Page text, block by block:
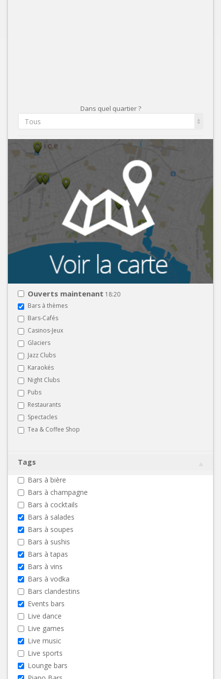
Dans quel quartier ?
Tous
Ouverts maintenant 18:20
Bars à thèmes
Bars-Cafés
Casinos-Jeux
Glaciers
Jazz Clubs
Karaokés
Night Clubs
Pubs
Restaurants
Spectacles
Tea & Coffee Shop
Tags
Bars à bière
Bars à champagne
Bars à cocktails
Bars à salades
Bars à soupes
Bars à sushis
Bars à tapas
Bars à vins
Bars à vodka
Bars clandestins
Events bars
Live dance
Live games
Live music
Live sports
Lounge bars